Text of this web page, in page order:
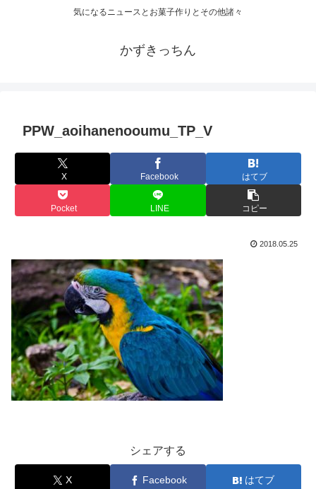
気になるニュースとお菓子作りとその他諸々
かずきっちん
PPW_aoihanenooumu_TP_V
X Facebook はてブ
Pocket LINE コピー
2018.05.25
シェアする
X Facebook はてブ